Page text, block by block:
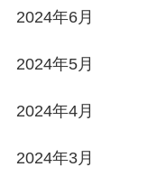
2024年6月
2024年5月
2024年4月
2024年3月